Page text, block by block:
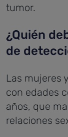
tumor.
¿Quién
de
Las mujeres
con edades
años, que
relaciones